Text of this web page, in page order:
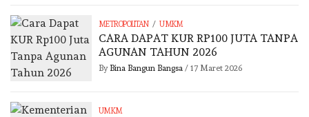
METROPOLITAN / UMKM
CARA DAPAT KUR RP100 JUTA TANPA
AGUNAN TAHUN 2026
By Bina Bangun Bangsa/ 17 Maret 2026
UMKM